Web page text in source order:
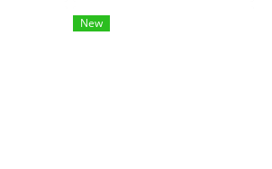
ที่เป็นผิว แบบไม่หนักหน้า)
New